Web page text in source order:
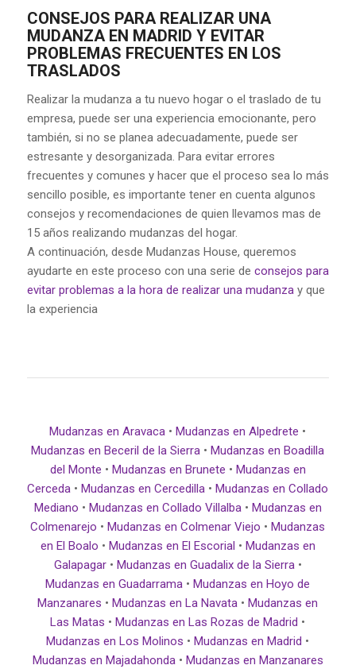
CONSEJOS PARA REALIZAR UNA
MUDANZA EN MADRID Y EVITAR
PROBLEMAS FRECUENTES EN LOS
TRASLADOS
Realizar la mudanza a tu nuevo hogar o el traslado de tu
empresa, puede ser una experiencia emocionante, pero
también, si no se planea adecuadamente, puede ser
estresante y desorganizada. Para evitar errores
frecuentes y comunes y hacer que el proceso sea lo más
sencillo posible, es importante tener en cuenta algunos
consejos y recomendaciones de quien llevamos mas de
15 años realizando mudanzas del hogar.
A continuación, desde Mudanzas House, queremos
ayudarte en este proceso con una serie de consejos para
evitar problemas a la hora de realizar una mudanzay que
la experiencia
Mudanzas en Aravaca • Mudanzas en Alpedrete •
Mudanzas en Beceril de la Sierra • Mudanzas en Boadilla
del Monte • Mudanzas en Brunete • Mudanzas en
Cerceda • Mudanzas en Cercedilla • Mudanzas en Collado
Mediano • Mudanzas en Collado Villalba• Mudanzas en
Colmenarejo • Mudanzas en Colmenar Viejo • Mudanzas
en El Boalo • Mudanzas en El Escorial • Mudanzas en
Galapagar• Mudanzas en Guadalix de la Sierra•
Mudanzas en Guadarrama • Mudanzas en Hoyo de
Manzanares • Mudanzas en La Navata • Mudanzas en
Las Matas • Mudanzas en Las Rozas de Madrid •
Mudanzas en Los Molinos • Mudanzas en Madrid •
Mudanzas en Majadahonda• Mudanzas en Manzanares